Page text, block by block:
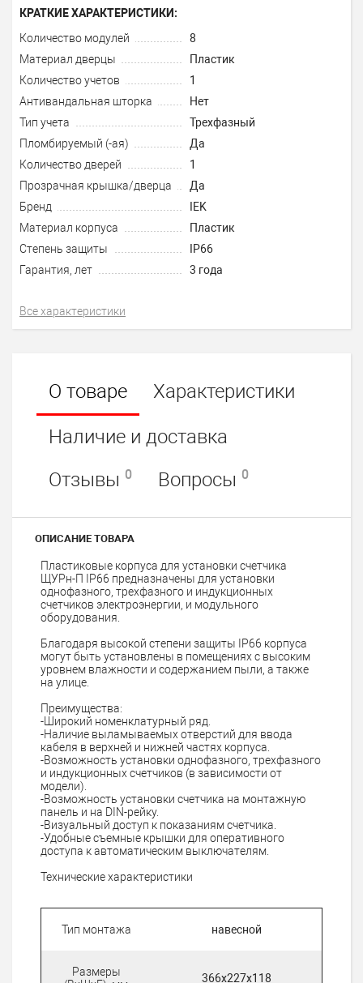
КРАТКИЕ ХАРАКТЕРИСТИКИ:
Количество модулей
8
Материал дверцы
Пластик
Количество учетов
1
Антивандальная шторка
Нет
Тип учета
Трехфазный
Пломбируемый (-ая)
Да
Количество дверей
1
Прозрачная крышка/дверца
Да
Бренд
IEK
Материал корпуса
Пластик
Степень защиты
IP66
Гарантия, лет
3 года
Все характеристики
О товаре
Характеристики
Наличие и доставка
Отзывы 0 Вопросы 0
ОПИСАНИЕ ТОВАРА
Пластиковые корпуса для установки счетчика
ЩУРн-П IP66 предназначены для установки
однофазного, трехфазного и индукционных
счетчиков электроэнергии, и модульного
оборудования.
Благодаря высокой степени защиты IP66 корпуса
могут быть установлены в помещениях с высоким
уровнем влажности и содержанием пыли, а также
на улице.
Преимущества:
-Широкий номенклатурный ряд.
-Наличие выламываемых отверстий для ввода
кабеля в верхней и нижней частях корпуса.
-Возможность установки однофазного, трехфазного
и индукционных счетчиков (в зависимости от
модели).
-Возможность установки счетчика на монтажную
панель и на DIN-рейку.
-Визуальный доступ к показаниям счетчика.
-Удобные съемные крышки для оперативного
доступа к автоматическим выключателям.
Технические характеристики
Тип монтажа навесной
Размеры
366х227х118